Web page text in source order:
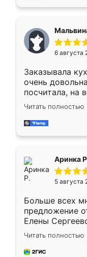
меньше, здесь
Мне нравится
мебели буду
6 августа
Заказывала
очень
посчитала, на
Замерщик
делу со всей
за день,
Читать полностью
Аринка
5 августа
Больше всех
предложение
Елены
короткие
для замера
предложил по
Читать полностью